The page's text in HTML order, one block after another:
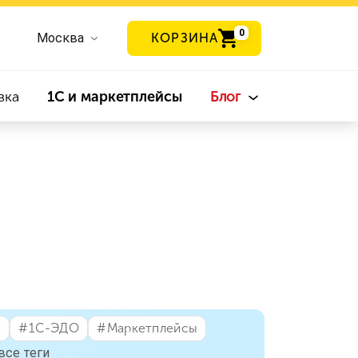
Москва КОРЗИНА 0
1С и маркетплейсы Блог
#⁣1С-ЭДО
#⁣Маркетплейсы
теги